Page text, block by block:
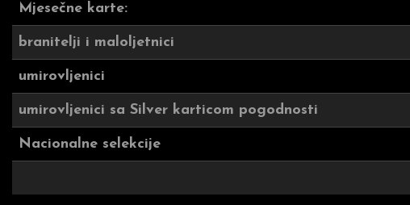
Mjesečne karte:
branitelji i maloljetnici
umirovljenici
umirovljenici sa Silver karticom pogodnosti
Nacionalne selekcije